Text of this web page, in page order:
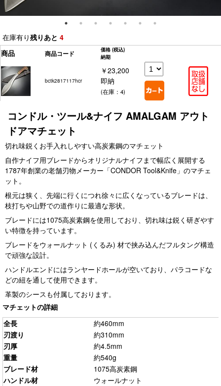
在庫有り残りあと 4
商品
商品コード 価格 (税込)
納期
bctk2817117hcr
￥23,200
即納
(在庫：4)
コンドル・ツール&ナイフ AMALGAM アウト
ドアマチェット
切れ味鋭くお手入れしやすい高炭素鋼のマチェット
自作ナイフ用ブレードからオリジナルナイフまで幅広く展開する
1787年創業の老舗刃物メーカー「CONDOR Tool&Knife」のマチェ
ット。
根元は狭く、先端に行くにつれ徐々に広くなっているブレードは、
枝打ちや山野での道作りに最適な形状。
ブレードには1075高炭素鋼を使用しており、切れ味は鋭く研ぎやす
い特徴を持っています。
ブレードをウォールナット (くるみ) 材で挟み込んだフルタング構造
で頑強な設計。
ハンドルエンドにはランヤードホールが空いており、パラコードな
どの紐を通して使用できます。
革製のシースも付属しております。
マチェットの詳細
全長
約460mm
刃渡り
約310mm
刃厚
約4.5mm
重量
約540g
ブレード材
1075高炭素鋼
ハンドル材
ウォールナット